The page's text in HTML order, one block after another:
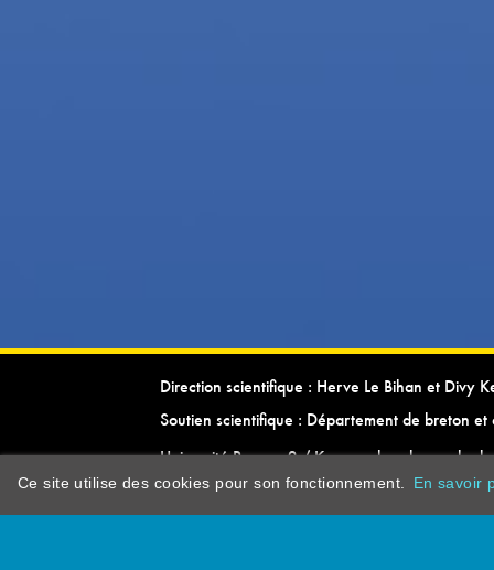
Direction scientifique : Herve Le Bihan et Divy
Soutien scientifique : Département de breton et
Université Rennes 2 / Kevrenn brezhoneg ha
Ce site utilise des cookies pour son fonctionnement. En savoir